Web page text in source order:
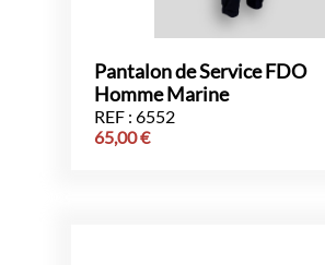
Pantalon de Service FDO
Homme Marine
REF : 6552
65,00€